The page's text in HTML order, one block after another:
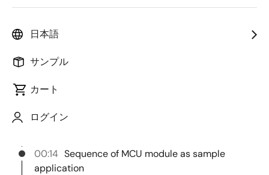
日本語
サンプル
カート
ログイン
このビデオについて
the sample application for RH850/X1x MCAL MCU.
チャプター
00:00
00:14 Sequence of MCU module as sample
application